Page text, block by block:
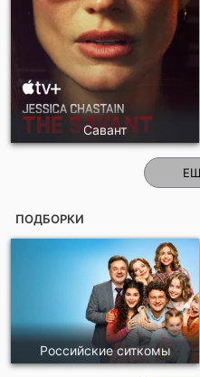
Савант
ПОДБОРКИ
Российские ситкомы